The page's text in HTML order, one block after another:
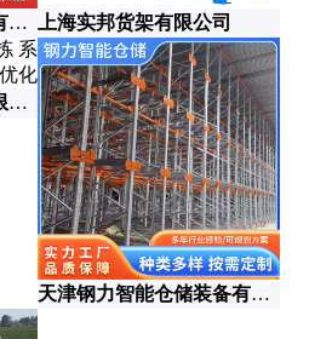
上海华刊交通设施工程有限公司 上海实邦货架有限公司
深圳市科创致远科技有限公司
天津钢力智能仓储装备有限公司